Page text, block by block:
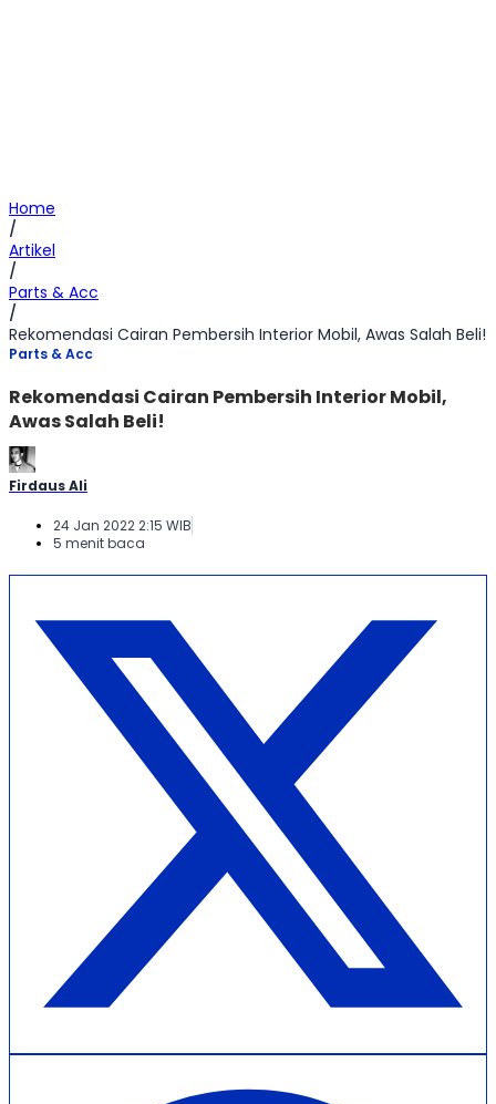
Home
/
Artikel
/
Parts & Acc
/
Rekomendasi Cairan Pembersih Interior Mobil, Awas Salah Beli!
Parts & Acc
Rekomendasi Cairan Pembersih Interior Mobil,
Awas Salah Beli!
Firdaus Ali
24 Jan 2022 2:15 WIB
5 menit baca